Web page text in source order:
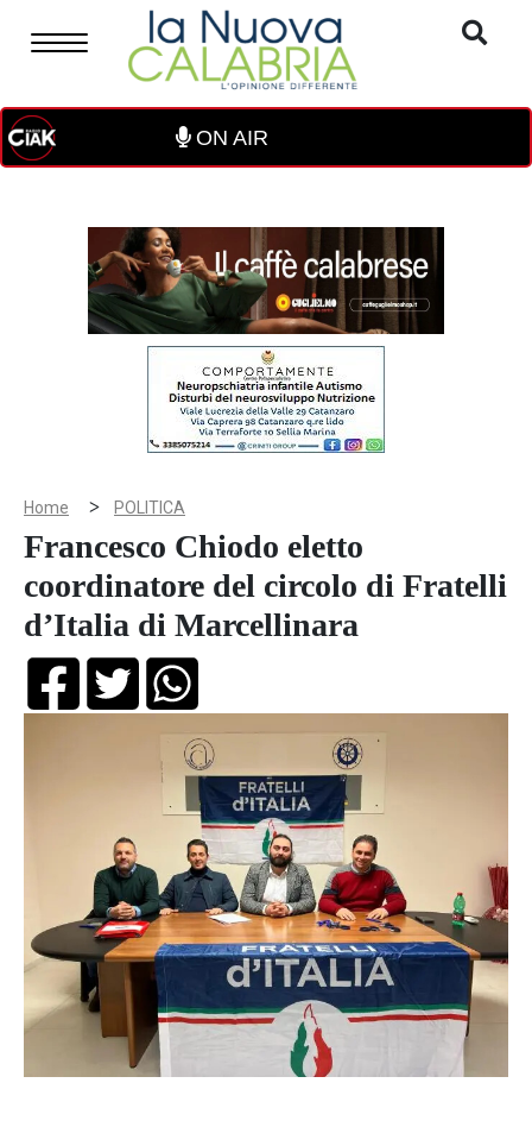
ON AIR
Home > POLITICA
Francesco Chiodo eletto
coordinatore del circolo di Fratelli
d’Italia di Marcellinara